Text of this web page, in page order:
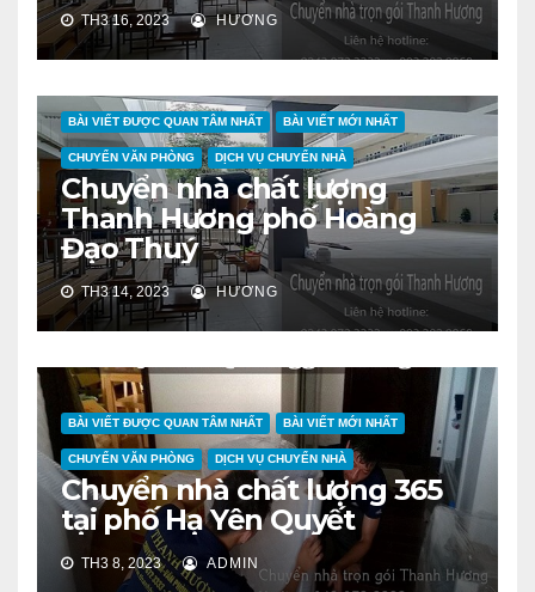
TH3 16, 2023 HƯƠNG
BÀI VIẾT ĐƯỢC QUAN TÂM NHẤT BÀI VIẾT MỚI NHẤT
CHUYỂN VĂN PHÒNG DỊCH VỤ CHUYỂN NHÀ
Chuyển nhà chất lượng
Thanh Hương phố Hoàng
Đạo Thuý
TH3 14, 2023 HƯƠNG
BÀI VIẾT ĐƯỢC QUAN TÂM NHẤT BÀI VIẾT MỚI NHẤT
CHUYỂN VĂN PHÒNG DỊCH VỤ CHUYỂN NHÀ
Chuyển nhà chất lượng 365
tại phố Hạ Yên Quyết
TH3 8, 2023 ADMIN